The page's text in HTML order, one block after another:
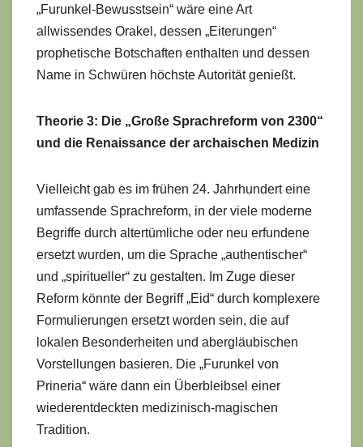
„Furunkel-Bewusstsein“ wäre eine Art
allwissendes Orakel, dessen „Eiterungen“
prophetische Botschaften enthalten und dessen
Name in Schwüren höchste Autorität genießt.
Theorie 3: Die „Große Sprachreform von 2300“
und die Renaissance der archaischen Medizin
Vielleicht gab es im frühen 24. Jahrhundert eine
umfassende Sprachreform, in der viele moderne
Begriffe durch altertümliche oder neu erfundene
ersetzt wurden, um die Sprache „authentischer“
und „spiritueller“ zu gestalten. Im Zuge dieser
Reform könnte der Begriff „Eid“ durch komplexere
Formulierungen ersetzt worden sein, die auf
lokalen Besonderheiten und abergläubischen
Vorstellungen basieren. Die „Furunkel von
Prineria“ wäre dann ein Überbleibsel einer
wiederentdeckten medizinisch-magischen
Tradition.